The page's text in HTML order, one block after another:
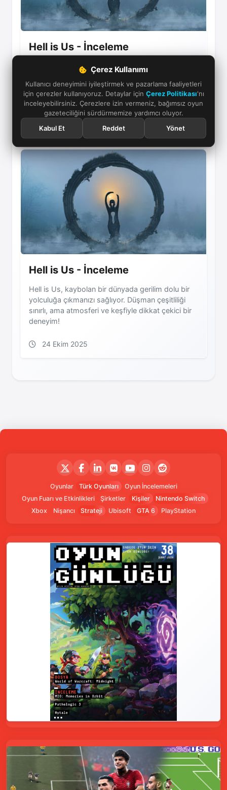
Çerez Kullanımı
Kullanıcı deneyimini iyileştirmek ve pazarlama faaliyetleri
için çerezler kullanıyoruz. Detaylar için Çerez Politikası'nı
inceleyebilirsiniz. Çerezlere izin vermeniz, bağımsız oyun
gazeteciliğini sürdürmemize yardımcı oluyor.
Kabul Et
Reddet Yönet
Hell is Us - İnceleme
Hell is Us, kaybolan bir dünyada gerilim dolu bir
yolculuğa çıkmanızı sağlıyor. Düşman çeşitliliği
sınırlı, ama atmosferi ve keşfiyle dikkat çekici bir
deneyim!
24 Ekim 2025
Hell is Us - İnceleme
Hell is Us, kaybolan bir dünyada gerilim dolu bir
yolculuğa çıkmanızı sağlıyor. Düşman çeşitliliği
sınırlı, ama atmosferi ve keşfiyle dikkat çekici bir
deneyim!
24 Ekim 2025
Oyunlar Türk Oyunları
Oyun İncelemeleri
Oyun Fuarı ve Etkinlikleri
Şirketler Kişiler
Nintendo Switch
Xbox
Nişancı Strateji Ubisoft GTA 6 PlayStation